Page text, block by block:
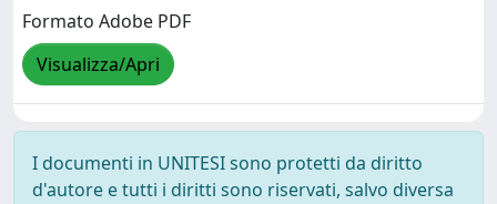
Formato Adobe PDF
Visualizza/Apri
I documenti in UNITESI sono protetti da diritto
d'autore e tutti i diritti sono riservati, salvo diversa